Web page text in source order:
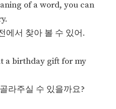
of a word, you can
에서 찾아 볼 수 있어.
a birthday gift for my
라주실 수 있을까요?